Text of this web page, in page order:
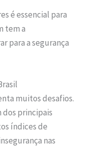
é essencial para
tem a
para a segurança
muitos desafios.
dos principais
índices de
nas